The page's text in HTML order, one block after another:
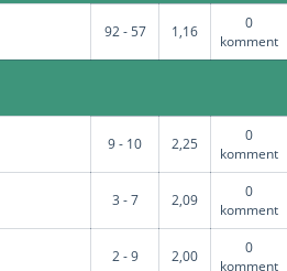
92 - 57 1,16
0
komment
9 - 10 2,25
0
komment
3 - 7 2,09
0
komment
2 - 9 2,00
0
komment